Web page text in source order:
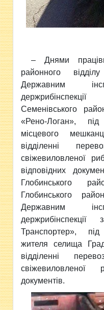
– Днями
районного
Державним
Семенівського
«Рено-Логан»,
місцевого
відділенні
свіжевиловленої
відповідних
Глобинського
Глобинського
Державним
держрибінспекції
Транспортер»,
жителя селища
відділенні
документів.